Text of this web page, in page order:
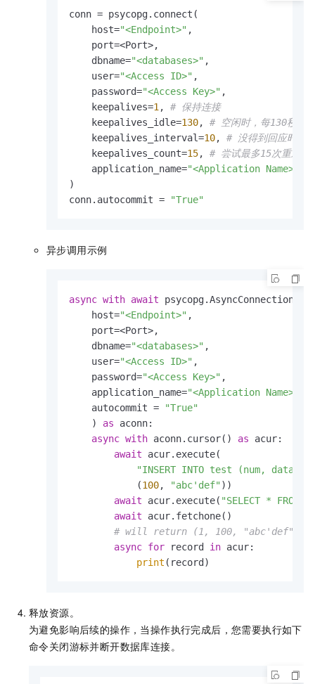
conn = psycopg.connect(
    host=
"<Endpoint>" ,
    port=<Port>,
    dbname=
"<databases>" ,
    user=
"<Access ID>" ,
    password=
"<Access Key>" ,
    keepalives=
1 , # 保持连接
    keepalives_idle=
130, # 空闲时，每130秒保
    keepalives_interval=
10, # 没得到回应时，
    keepalives_count=
15, # 尝试最多15次重新保
    application_name=
"<Application Name>"
)
conn.autocommit =
"True"
异步调用示例
async with await
    host=
"<Endpoint>" ,
    port=<Port>,
    dbname=
"<databases>" ,
    user=
"<Access ID>" ,
    password=
"<Access Key>" ,
    application_name=
"<Application Name>"
    autocommit =
"True"
    )
as aconn:
async with aconn.cursor() as acur:
await acur.execute(
"INSERT INTO test (num, data)
            (
100, "abc'def" ))
await acur.execute( "SELECT * FROM
await acur.fetchone()
# will return (1, 100, "abc'def")
async for record in acur:
print (record)
释放资源。
为避免影响后续的操作，当操作执行完成后，您需要执行如下
命令关闭游标并断开数据库连接。